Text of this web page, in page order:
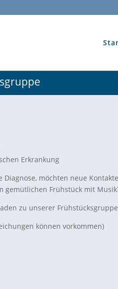
Erkrankung
Diagnose, möchten neue
gemütlichen Frühstück mit
zu unserer
können vorkommen)